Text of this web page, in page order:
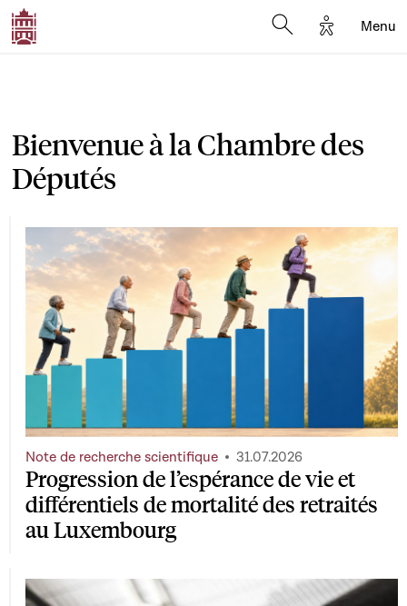
Options
Menu
Bienvenue à la Chambre des
Députés
Progression de l’espérance de vie et
différentiels de mortalité des retraités
au Luxembourg
Note de recherche scientifique 31.07.2026